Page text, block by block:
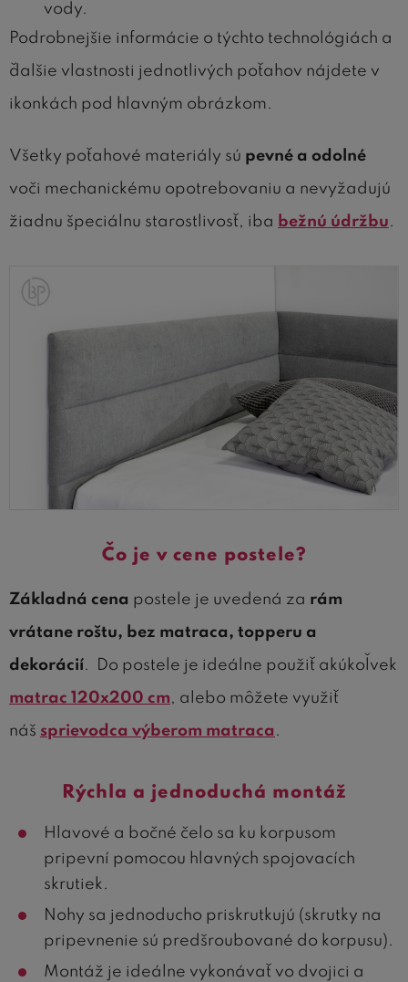
vody.
Podrobnejšie informácie o týchto technológiách a
ďalšie vlastnosti jednotlivých poťahov nájdete v
ikonkách pod hlavným obrázkom.
Všetky poťahové materiály sú pevné a odolné
voči mechanickému opotrebovaniu a nevyžadujú
žiadnu špeciálnu starostlivosť, iba bežnú údržbu.
​Čo je v cene postele?
Základná cena postele je uvedená za rám
vrátane roštu, bez matraca, topperu a
dekorácií. Do postele je ideálne použiť akúkoľvek
matrac 120x200 cm, alebo môžete využiť
náš sprievodca výberom matraca .
Rýchla a jednoduchá montáž
Hlavové a bočné čelo sa ku korpusom
pripevní pomocou hlavných spojovacích
skrutiek.
Nohy sa jednoducho priskrutkujú (skrutky na
pripevnenie sú predšroubované do korpusu).
Montáž je ideálne vykonávať vo dvojici a